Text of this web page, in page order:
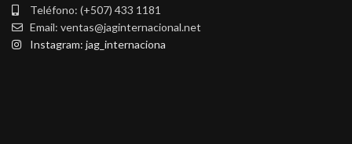
Teléfono: (+507) 433 1181
Email: ventas@jaginternacional.net
Instagram: jag_internaciona